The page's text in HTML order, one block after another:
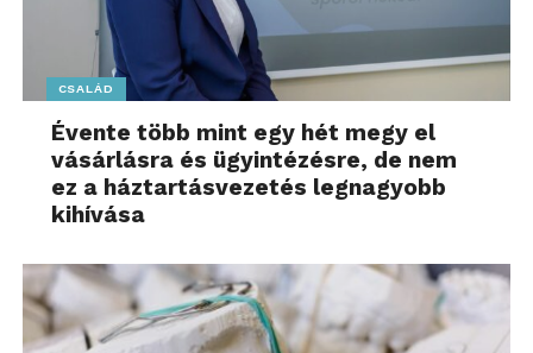
főoldalán! Kövesse a technológiai híreket és
csatlakozzon hozzánk a Facebookon
CSALÁD
Évente több mint egy hét megy el
vásárlásra és ügyintézésre, de nem
ez a háztartásvezetés legnagyobb
kihívása